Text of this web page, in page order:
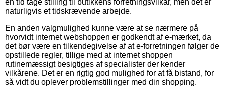
naturligvis et tidskrævende arbejde.
En anden valgmulighed kunne være at se nærmere på
hvorvidt internet webshoppen er godkendt af e-mærket, da
det bør være en tilkendegivelse af at e-forretningen følger de
opstillede regler, tillige med at internet shoppen
rutinemæssigt besigtiges af specialister der kender
vilkårene. Det er en rigtig god mulighed for at få bistand, for
så vidt du oplever problemstillinger med din shopping.